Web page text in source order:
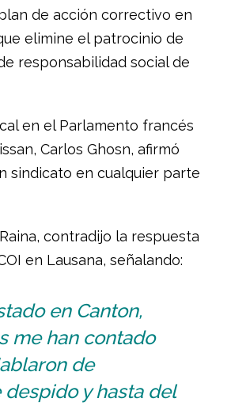
de acción correctivo en
elimine el patrocinio de
responsabilidad social de
en el Parlamento francés
Carlos Ghosn, afirmó
sindicato en cualquier parte
contradijo la respuesta
en Lausana, señalando:
en Canton,
me han contado
de
y hasta del